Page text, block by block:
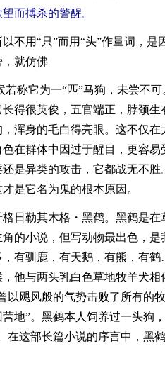
而搏杀的警醒。
不用“只”而用“头”作量词，
就仿佛
称它为一“匹”马狗，未尝不
得很英俊，五官端正，脖颈
浑身的毛白得亮眼。这不仅
在群体中因过于醒目，更容
是异类的攻击，它都战无不
是它名为鬼的根本原因。
日勒其木格・黑鹤。黑鹤是
的小说，但写动物最出色，
，有驯鹿，有天鹅，有熊，有
他与两头乳白色草地牧羊犬
以飓风般的气势击败了所有的
地”。黑鹤本人饲养过一头狗
在这部长篇小说的序言中，黑